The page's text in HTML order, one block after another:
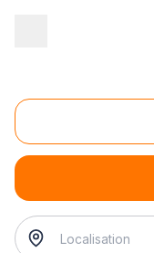
Installation de
installation de